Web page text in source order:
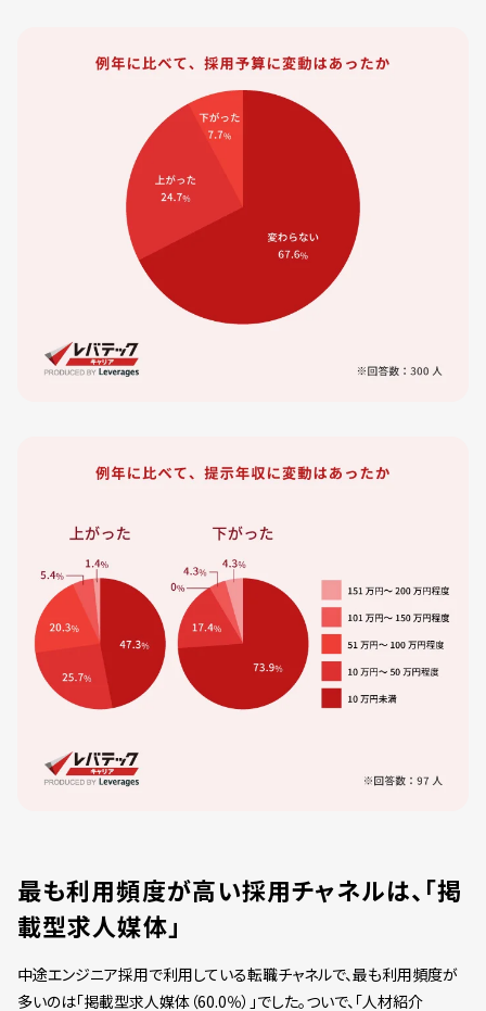
最も利用頻度が高い採用チャネルは、「掲
載型求人媒体」
中途エンジニア採用で利用している転職チャネルで、最も利用頻度が
多いのは「掲載型求人媒体（60.0％）」でした。ついで、「人材紹介